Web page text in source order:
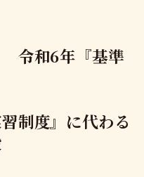
基準
制度』に代わる